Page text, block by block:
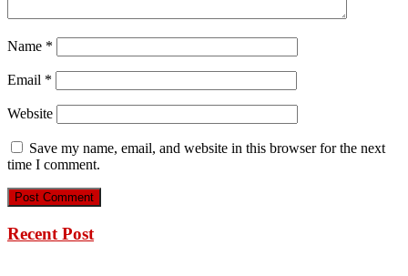
Name *
Email *
Website
Save my name, email, and website in this browser for the next
time I comment.
Recent Post